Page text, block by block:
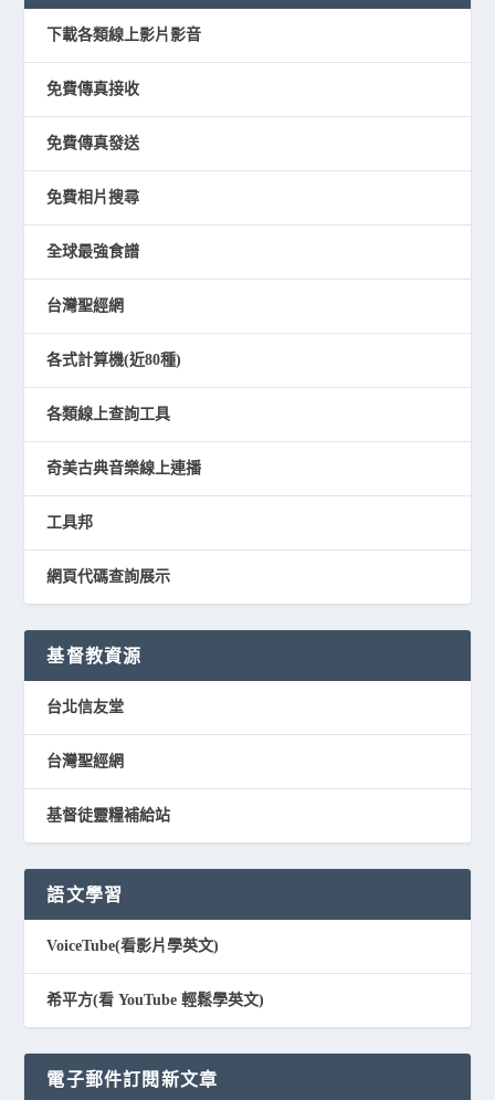
下載各類線上影片影音
免費傳真接收
免費傳真發送
免費相片搜尋
全球最強食譜
台灣聖經網
各式計算機(近80種)
各類線上查詢工具
奇美古典音樂線上連播
工具邦
網頁代碼查詢展示
基督教資源
台北信友堂
台灣聖經網
基督徒靈糧補給站
語文學習
VoiceTube(看影片學英文)
希平方(看 YouTube 輕鬆學英文)
電子郵件訂閱新文章